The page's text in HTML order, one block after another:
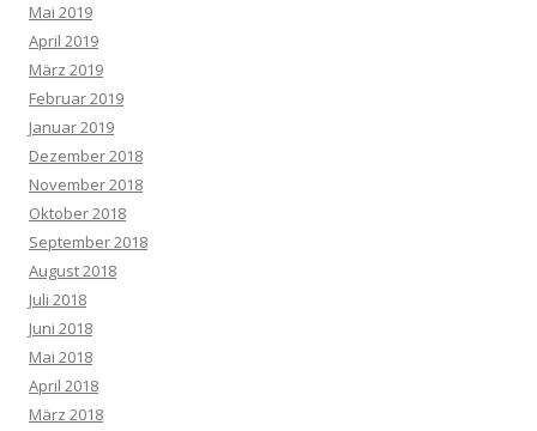
Mai 2019
April 2019
März 2019
Februar 2019
Januar 2019
Dezember 2018
November 2018
Oktober 2018
September 2018
August 2018
Juli 2018
Juni 2018
Mai 2018
April 2018
März 2018